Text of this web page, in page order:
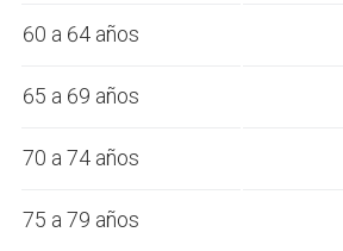
60 a 64 años
65 a 69 años
70 a 74 años
75 a 79 años